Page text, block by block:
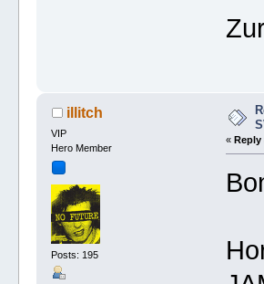
illitch
VIP
Hero Member
Posts: 195
« Reply